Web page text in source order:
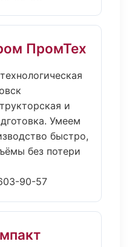
ПромТех
и
Умеем
быстро,
без потери
90-57